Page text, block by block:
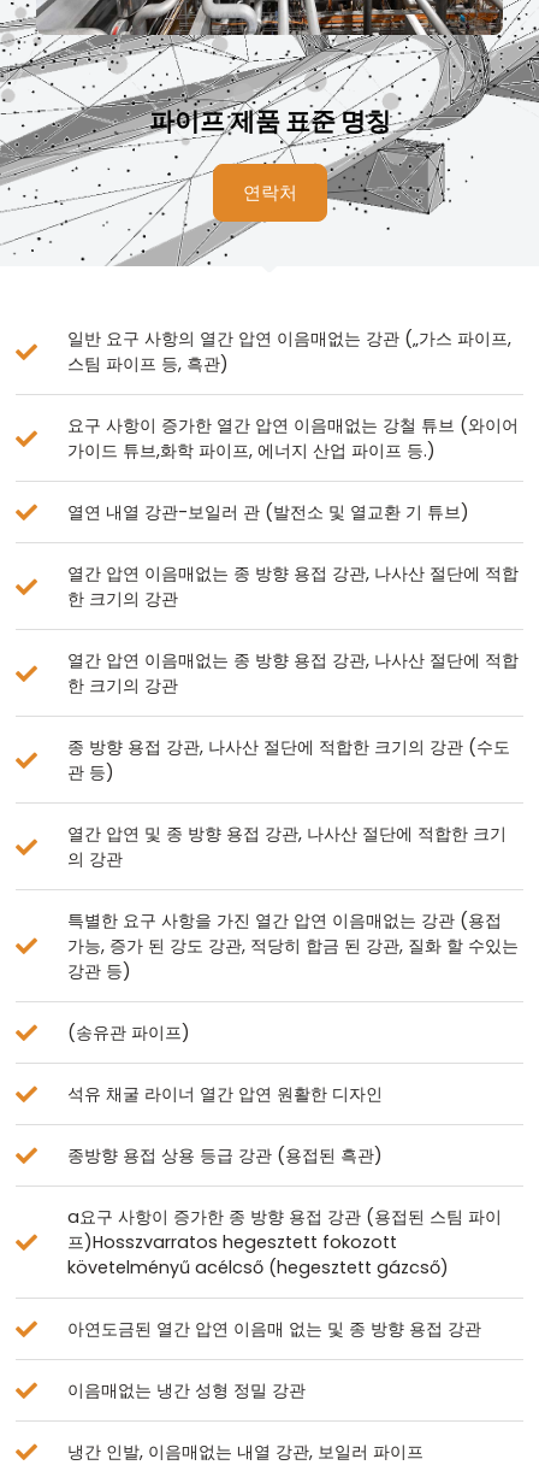
파이프 제품 표준 명칭
연락처
일반 요구 사항의 열간 압연 이음매없는 강관 („가스 파이프,
스팀 파이프 등, 흑관)
요구 사항이 증가한 열간 압연 이음매없는 강철 튜브 (와이어
가이드 튜브,화학 파이프, 에너지 산업 파이프 등.)
열연 내열 강관-보일러 관 (발전소 및 열교환 기 튜브)
열간 압연 이음매없는 종 방향 용접 강관, 나사산 절단에 적합
한 크기의 강관
열간 압연 이음매없는 종 방향 용접 강관, 나사산 절단에 적합
한 크기의 강관
종 방향 용접 강관, 나사산 절단에 적합한 크기의 강관 (수도
관 등)
열간 압연 및 종 방향 용접 강관, 나사산 절단에 적합한 크기
의 강관
특별한 요구 사항을 가진 열간 압연 이음매없는 강관 (용접
가능, 증가 된 강도 강관, 적당히 합금 된 강관, 질화 할 수있는
강관 등)
(송유관 파이프)
석유 채굴 라이너 열간 압연 원활한 디자인
종방향 용접 상용 등급 강관 (용접된 흑관)
a요구 사항이 증가한 종 방향 용접 강관 (용접된 스팀 파이
프)Hosszvarratos hegesztett fokozott
követelményű acélcső (hegesztett gázcső)
아연도금된 열간 압연 이음매 없는 및 종 방향 용접 강관
이음매없는 냉간 성형 정밀 강관
냉간 인발, 이음매없는 내열 강관, 보일러 파이프